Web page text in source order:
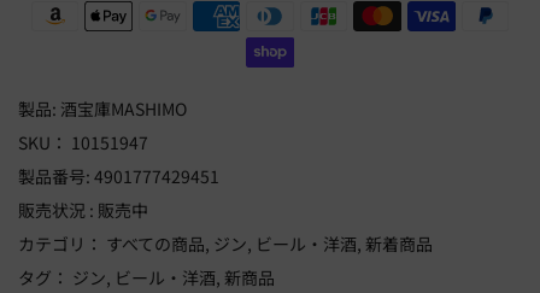
製品: 酒宝庫MASHIMO
SKU： 10151947
製品番号: 4901777429451
販売状況 : 販売中
カテゴリ： すべての商品 ジン ビール・洋酒 新着商品
タグ： ジン ビール・洋酒 新商品